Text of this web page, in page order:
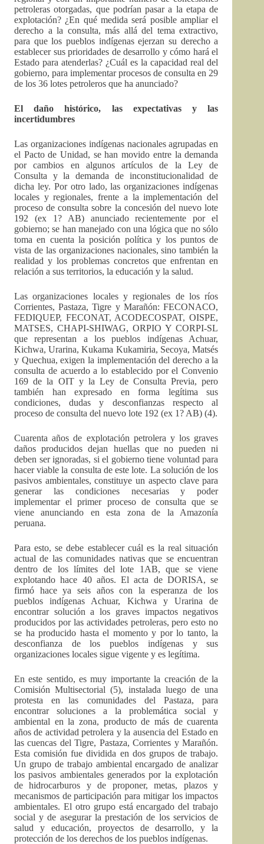
petroleras otorgadas, que podrían pasar a la etapa de
explotación? ¿En qué medida será posible ampliar el
derecho a la consulta, más allá del tema extractivo,
para que los pueblos indígenas ejerzan su derecho a
establecer sus prioridades de desarrollo y cómo hará el
Estado para atenderlas? ¿Cuál es la capacidad real del
gobierno, para implementar procesos de consulta en 29
de los 36 lotes petroleros que ha anunciado?
El daño histórico, las expectativas y las
incertidumbres
Las organizaciones indígenas nacionales agrupadas en
el Pacto de Unidad, se han movido entre la demanda
por cambios en algunos artículos de la Ley de
Consulta y la demanda de inconstitucionalidad de
dicha ley. Por otro lado, las organizaciones indígenas
locales y regionales, frente a la implementación del
proceso de consulta sobre la concesión del nuevo lote
192 (ex 1? AB) anunciado recientemente por el
gobierno; se han manejado con una lógica que no sólo
toma en cuenta la posición política y los puntos de
vista de las organizaciones nacionales, sino también la
realidad y los problemas concretos que enfrentan en
relación a sus territorios, la educación y la salud.
Las organizaciones locales y regionales de los ríos
Corrientes, Pastaza, Tigre y Marañón: FECONACO,
FEDIQUEP, FECONAT, ACODECOSPAT, OISPE,
MATSES, CHAPI-SHIWAG, ORPIO Y CORPI-SL
que representan a los pueblos indígenas Achuar,
Kichwa, Urarina, Kukama Kukamiria, Secoya, Matsés
y Quechua, exigen la implementación del derecho a la
consulta de acuerdo a lo establecido por el Convenio
169 de la OIT y la Ley de Consulta Previa, pero
también han expresado en forma legítima sus
condiciones, dudas y desconfianzas respecto al
proceso de consulta del nuevo lote 192 (ex 1? AB) (4).
Cuarenta años de explotación petrolera y los graves
daños producidos dejan huellas que no pueden ni
deben ser ignoradas, si el gobierno tiene voluntad para
hacer viable la consulta de este lote. La solución de los
pasivos ambientales, constituye un aspecto clave para
generar las condiciones necesarias y poder
implementar el primer proceso de consulta que se
viene anunciando en esta zona de la Amazonía
peruana.
Para esto, se debe establecer cuál es la real situación
actual de las comunidades nativas que se encuentran
dentro de los límites del lote 1AB, que se viene
explotando hace 40 años. El acta de DORISA, se
firmó hace ya seis años con la esperanza de los
pueblos indígenas Achuar, Kichwa y Urarina de
encontrar solución a los graves impactos negativos
producidos por las actividades petroleras, pero esto no
se ha producido hasta el momento y por lo tanto, la
desconfianza de los pueblos indígenas y sus
organizaciones locales sigue vigente y es legítima.
En este sentido, es muy importante la creación de la
Comisión Multisectorial (5), instalada luego de una
protesta en las comunidades del Pastaza, para
encontrar soluciones a la problemática social y
ambiental en la zona, producto de más de cuarenta
años de actividad petrolera y la ausencia del Estado en
las cuencas del Tigre, Pastaza, Corrientes y Marañón.
Esta comisión fue dividida en dos grupos de trabajo.
Un grupo de trabajo ambiental encargado de analizar
los pasivos ambientales generados por la explotación
de hidrocarburos y de proponer, metas, plazos y
mecanismos de participación para mitigar los impactos
ambientales. El otro grupo está encargado del trabajo
social y de asegurar la prestación de los servicios de
salud y educación, proyectos de desarrollo, y la
protección de los derechos de los pueblos indígenas.